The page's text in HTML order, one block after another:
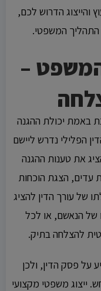
והייצוג הדרוש לכם,
התהליך המשפטי.
המשפט –
באמת יכולת ההגנה
הפלילי נדרש ליישם
את טענות ההגנה
עדים, הצגת הוכחות
של עורך הדין להציג
של הנאשם, או לכל
להצלחה בתיק.
על פסק הדין, ולכן
ייצוג משפטי מקצועי